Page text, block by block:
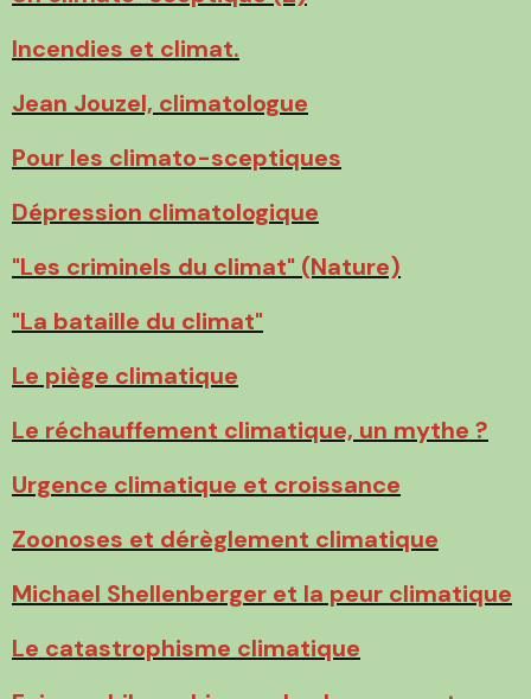
Incendies et climat.
Jean Jouzel, climatologue
Pour les climato-sceptiques
Dépression climatologique
"Les criminels du climat" (Nature)
"La bataille du climat"
Le piège climatique
Le réchauffement climatique, un mythe ?
Urgence climatique et croissance
Zoonoses et dérèglement climatique
Michael Shellenberger et la peur climatique
Le catastrophisme climatique